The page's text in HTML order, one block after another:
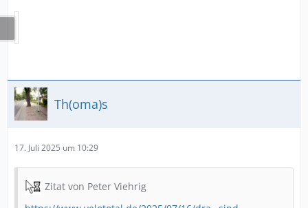
Th(oma)s
17. Juli 2025 um 10:29
Zitat von Peter Viehrig